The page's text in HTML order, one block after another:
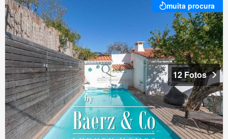
muita procura
12 Fotos